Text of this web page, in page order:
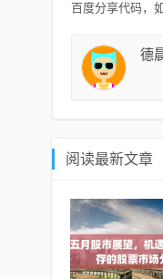
百度分享代码，
德
阅读最新文章